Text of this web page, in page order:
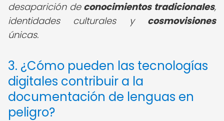
desaparición de conocimientos tradicionales,
identidades culturales y cosmovisiones
únicas.
3. ¿Cómo pueden las tecnologías
digitales contribuir a la
documentación de lenguas en
peligro?